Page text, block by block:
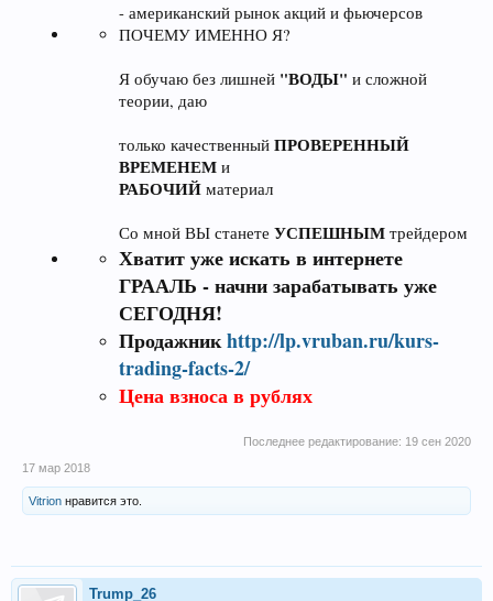
- американский рынок акций и фьючерсов
ПОЧЕМУ ИМЕННО Я?
Я обучаю без лишней "ВОДЫ" и сложной
теории, даю
только качественный ПРОВЕРЕННЫЙ
ВРЕМЕНЕМ и
РАБОЧИЙ материал
Со мной ВЫ станете УСПЕШНЫМ трейдером
Хватит уже искать в интернете
ГРААЛЬ - начни зарабатывать уже
СЕГОДНЯ!
Продажникhttp://lp.vruban.ru/kurs-
trading-facts-2/
Цена взноса в рублях
Последнее редактирование: 19 сен 2020
17 мар 2018
Vitrion нравится это.
Trump_26